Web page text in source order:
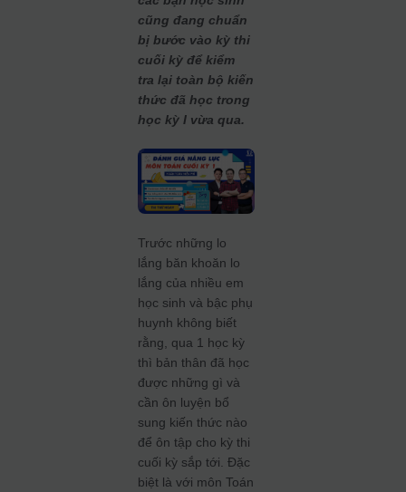
cũng đang chuẩn
bị bước vào kỳ thi
cuối kỳ để kiểm
tra lại toàn bộ kiến
thức đã học trong
học kỳ I vừa qua.
Trước những lo
lắng băn khoăn lo
lắng của nhiều em
học sinh và bậc phụ
huynh không biết
rằng, qua 1 học kỳ
thì bản thân đã học
được những gì và
cần ôn luyện bổ
sung kiến thức nào
để ôn tập cho kỳ thi
cuối kỳ sắp tới. Đặc
biệt là với môn Toán